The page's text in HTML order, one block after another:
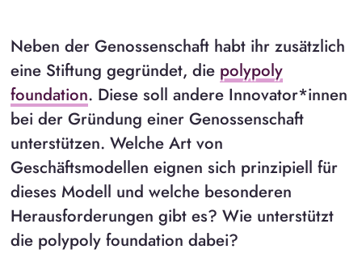
Neben der Genossenschaft habt ihr zusätzlich
eine Stiftung gegründet, die polypoly
foundation. Diese soll andere Innovator*innen
bei der Gründung einer Genossenschaft
unterstützen. Welche Art von
Geschäftsmodellen eignen sich prinzipiell für
dieses Modell und welche besonderen
Herausforderungen gibt es? Wie unterstützt
die polypoly foundation dabei?